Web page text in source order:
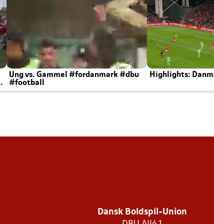
Ung vs. Gammel #fordanmark #dbu
#football
Highlights:
Dansk Boldspil-Union